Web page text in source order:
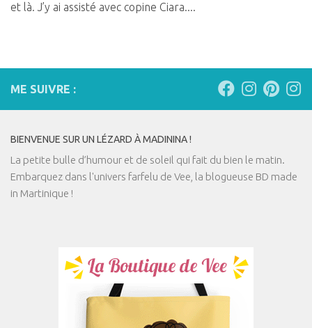
et là. J’y ai assisté avec copine Ciara....
ME SUIVRE :
BIENVENUE SUR UN LÉZARD À MADININA !
La petite bulle d’humour et de soleil qui fait du bien le matin.
Embarquez dans l'univers farfelu de Vee, la blogueuse BD made
in Martinique !